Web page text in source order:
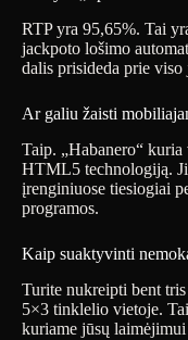
RTP yra 95,65%. Tai
jackpoto lošimo
dalis prisideda prie
Ar galiu žaisti
Taip. „Habanero“ kuria
HTML5 technologiją.
įrenginiuose tiesiogiai
programos.
Kaip suaktyvinti
Turite nukreipti bent
5×3 tinklelio vietoje.
kuriame jūsų